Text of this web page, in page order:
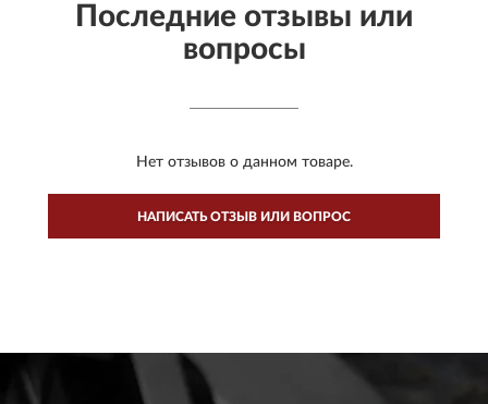
Последние отзывы или
вопросы
Нет отзывов о данном товаре.
НАПИСАТЬ ОТЗЫВ ИЛИ ВОПРОС